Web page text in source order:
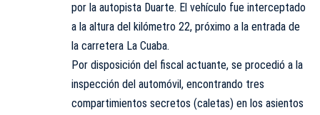
por la autopista Duarte. El vehículo fue interceptado
a la altura del kilómetro 22, próximo a la entrada de
la carretera La Cuaba.
Por disposición del fiscal actuante, se procedió a la
inspección del automóvil, encontrando tres
compartimientos secretos (caletas) en los asientos